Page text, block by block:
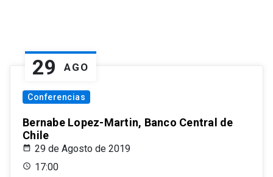
29 AGO
Conferencias
Bernabe Lopez-Martin, Banco Central de
Chile
29 de Agosto de 2019
17:00